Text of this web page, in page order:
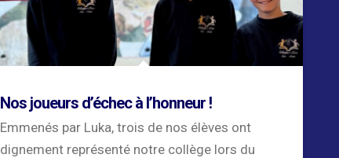
Nos joueurs d’échec à l’honneur !
Emmenés par Luka, trois de nos élèves ont
dignement représenté notre collège lors du